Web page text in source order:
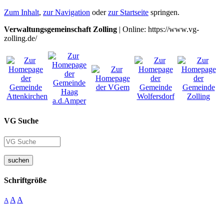
Zum Inhalt, zur Navigation oderzur Startseite springen.
Verwaltungsgemeinschaft Zolling | Online: https://www.vg-
zolling.de/
VG Suche
suchen
Schriftgröße
A A A